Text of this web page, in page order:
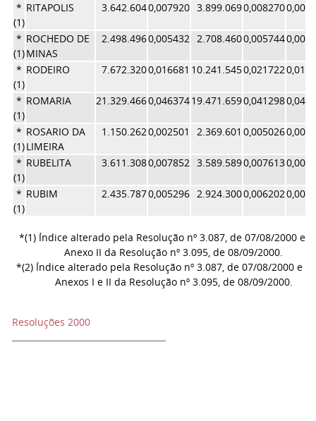
*
(1)
RITAPOLIS 3.642.6040,007920 3.899.0690,008270
*
(1)
ROCHEDO DE
MINAS
2.498.4960,005432 2.708.4600,005744
*
(1)
RODEIRO 7.672.3200,016681 10.241.5450,021722
*
(1)
ROMARIA 21.329.4660,04637419.471.6590,041298
*
(1)
ROSARIO DA
LIMEIRA
1.150.2620,002501 2.369.601 0,005026
*
(1)
RUBELITA 3.611.3080,007852 3.589.5890,007613
*
(1)
RUBIM 2.435.7870,005296 2.924.3000,006202
*(1) Índice alterado pela Resolução nº 3.087, de 07/08/2000 e
Anexo II da Resolução nº 3.095, de 08/09/2000.
*(2) Índice alterado pela Resolução nº 3.087, de 07/08/2000 e
Anexos I e II da Resolução nº 3.095, de 08/09/2000.
Resoluções 2000